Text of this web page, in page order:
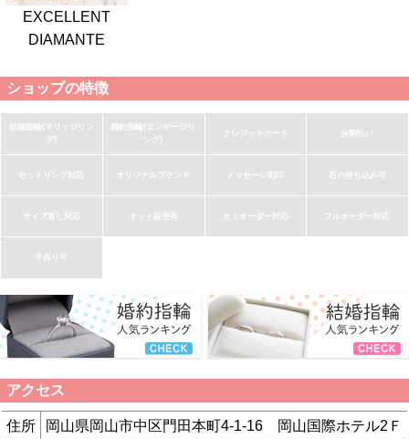
EXCELLENT
DIAMANTE
ショップの特徴
結婚指輪(マリッジリン
グ)
婚約指輪(エンゲージリ
ング)
クレジットカード 分割払い
セットリング対応 オリジナルブランド メッセージ刻印 石の持ち込み可
サイズ直し対応 ネット販売有 セミオーダー対応 フルオーダー対応
手作り可
アクセス
住所
岡山県岡山市中区門田本町4-1-16 岡山国際ホテル2Ｆ